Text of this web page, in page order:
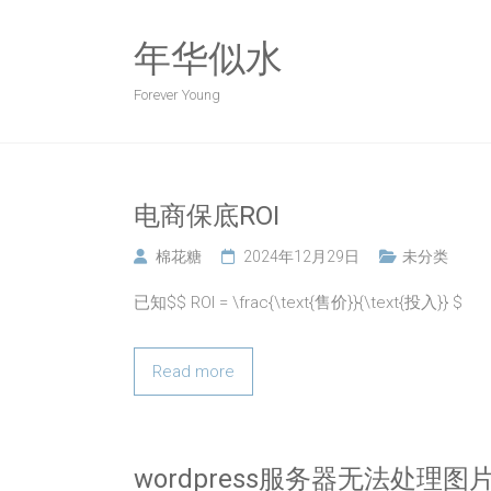
年华似水
Forever Young
电商保底ROI
棉花糖 2024年12月29日 未分类
已知$$ ROI = \frac{\text{售价}}{\text{投入}} $
Read more
wordpress服务器无法处理图